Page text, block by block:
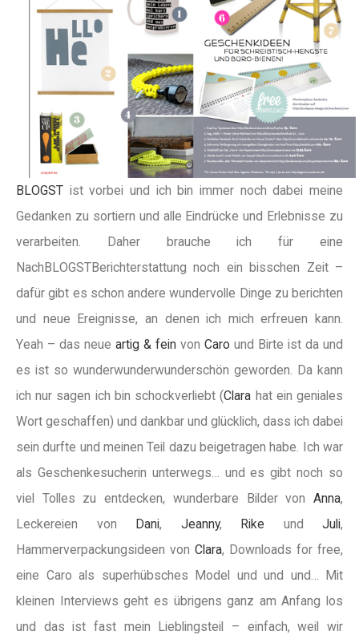
BLOGST ist vorbei und ich bin immer noch dabei meine
Gedanken zu sortiern und alle Eindrücke und Erlebnisse zu
verarbeiten. Daher brauche ich für eine
NachBLOGSTBerichterstattung noch ein bisschen Zeit –
dafür gibt es schon andere wundervolle Dinge zu berichten
und neue Ereignisse, an denen ich mich erfreuen kann.
Yeah – das neue artig & fein von Caro und Birte ist da und
es ist so wunderwunderwunderschön geworden. Da kann
ich nur sagen ich bin schockverliebt (Clara hat ein geniales
Wort geschaffen) und dankbar und glücklich, dass ich dabei
sein durfte und meinen Teil dazu beigetragen habe. Ich war
als Geschenkesucherin unterwegs… und es gibt noch so
viel Tolles zu entdecken, wunderbare Bilder von Anna,
Leckereien von Dani, Jeanny, Rike und Juli,
Hammerverpackungsideen von Clara, Downloads for free,
eine Caro als superhübsches Model und und und… Mit
kleinen Interviews geht es übrigens ganz am Anfang los
und das ist fast mein Lieblingsteil – einfach, weil wir